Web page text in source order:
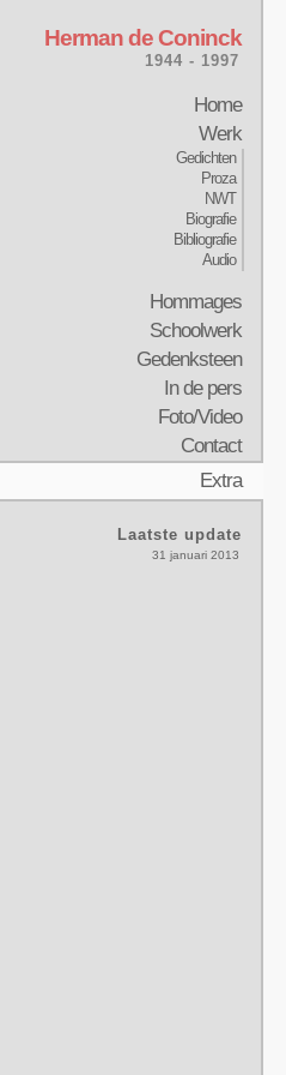
Herman de Coninck
1944 - 1997
Home
Werk
Gedichten
Proza
NWT
Biografie
Bibliografie
Audio
Hommages
Schoolwerk
Gedenksteen
In de pers
Foto/Video
Contact
Extra
Laatste update
31 januari 2013